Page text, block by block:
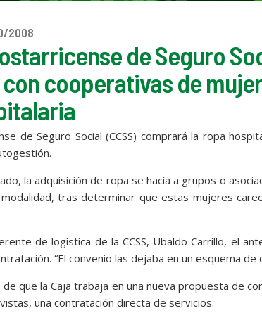
2008
de Seguro
cooperativas de
de Seguro Social (CCSS) comprará la ropa
la adquisición de ropa se hacía a grupos o
tras determinar que estas mujeres
de logística de la CCSS, Ubaldo Carrillo, el
“El convenio las dejaba en un esquema
que la Caja trabaja en una nueva propuesta de
una contratación directa de servicios.